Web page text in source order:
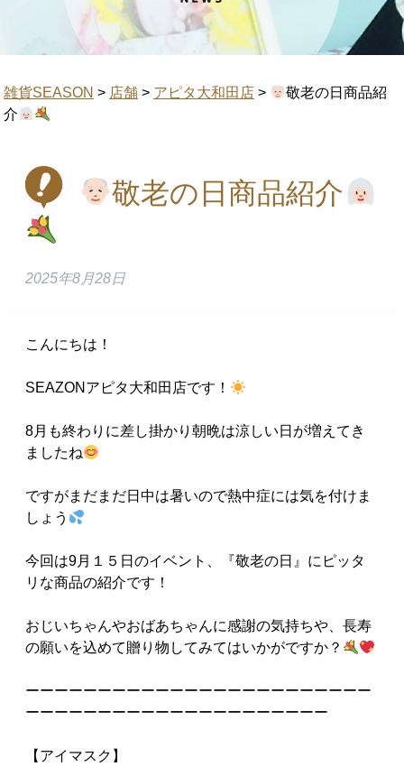
雑貨SEASON > 店舗 > アピタ大和田店 >
敬老の日商品紹
介
敬老の日商品紹介
2025年8月28日
こんにちは！
SEAZONアピタ大和田店です！
8月も終わりに差し掛かり朝晩は涼しい日が増えてき
ましたね
ですがまだまだ日中は暑いので熱中症には気を付けま
しょう
今回は9月１５日のイベント、『敬老の日』にピッタ
リな商品の紹介です！
おじいちゃんやおばあちゃんに感謝の気持ちや、長寿
の願いを込めて贈り物してみてはいかがですか？
ーーーーーーーーーーーーーーーーーーーーーーーー
ーーーーーーーーーーーーーーーーーーーーー
【アイマスク】